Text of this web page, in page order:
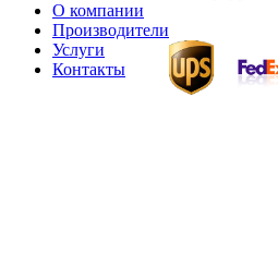
О компании
Производители
Услуги
Контакты